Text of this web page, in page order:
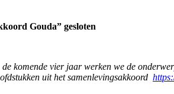
Gouda” gesloten
komende vier jaar werken we de
uit het samenlevingsakkoord